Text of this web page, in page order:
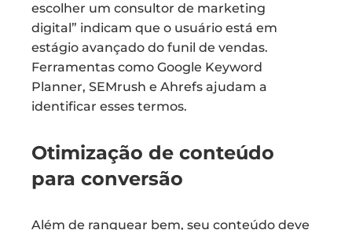
escolher um consultor de marketing
digital” indicam que o usuário está em
estágio avançado do funil de vendas.
Ferramentas como Google Keyword
Planner, SEMrush e Ahrefs ajudam a
identificar esses termos.
Otimização de conteúdo
para conversão
Além de ranquear bem, seu conteúdo deve